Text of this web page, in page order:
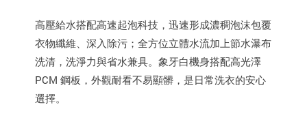
高壓給水搭配高速起泡科技，迅速形成濃稠泡沫包覆
衣物纖維、深入除污；全方位立體水流加上節水瀑布
洗清，洗淨力與省水兼具。象牙白機身搭配高光澤
PCM 鋼板，外觀耐看不易顯髒，是日常洗衣的安心
選擇。